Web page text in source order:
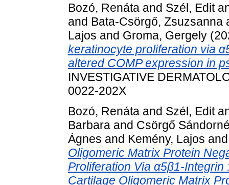
Bozó, Renáta and Szél, Edit
and Bata-Csörgő, Zsuzsanna
Lajos and Groma, Gergely
keratinocyte proliferation via
altered COMP expression in
INVESTIGATIVE
0022-202X
Bozó, Renáta and Szél, Edit
Barbara and Csörgő
Ágnes and Kemény, Lajos
Oligomeric Matrix Protein
Proliferation Via α5β1-
Cartilage Oligomeric Matrix